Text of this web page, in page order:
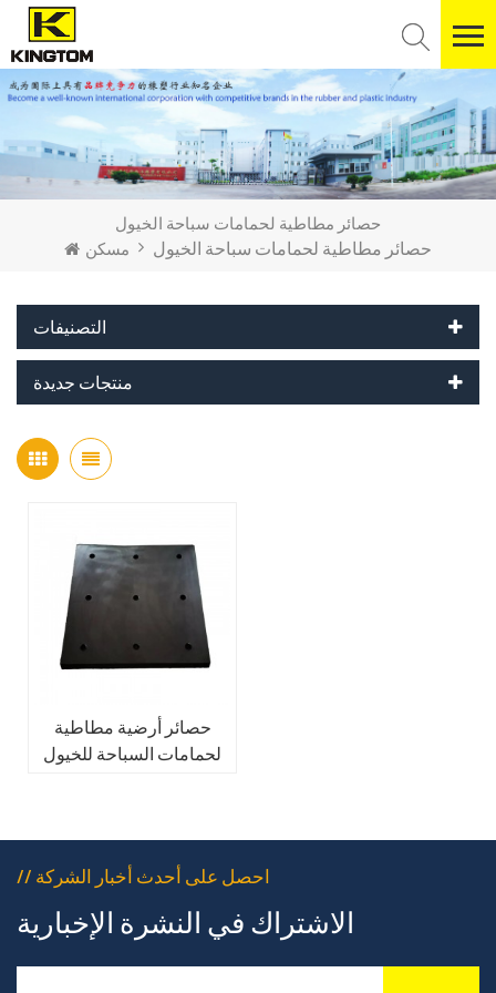
حصائر مطاطية لحمامات سباحة الخيول
مسكن
حصائر مطاطية لحمامات سباحة الخيول
التصنيفات
منتجات جديدة
حصائر أرضية مطاطية
لحمامات السباحة للخيول
// احصل على أحدث أخبار الشركة
الاشتراك في النشرة الإخبارية